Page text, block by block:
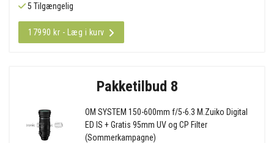
5 Tilgængelig
17990 kr - Læg i kurv
Pakketilbud 8
OM SYSTEM 150-600mm f/5-6.3 M.Zuiko Digital
ED IS + Gratis 95mm UV og CP Filter
(Sommerkampagne)